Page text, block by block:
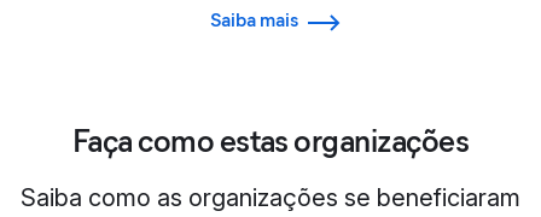
Saiba mais
Faça como estas organizações
Saiba como as organizações se beneficiaram